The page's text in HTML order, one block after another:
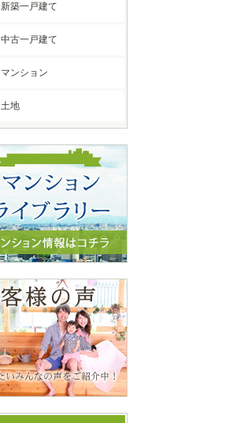
新築一戸建て
中古一戸建て
マンション
土地